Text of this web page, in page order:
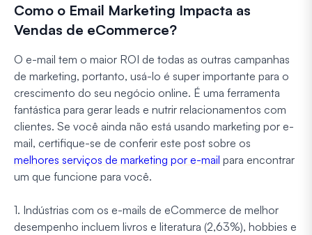
Como o Email Marketing Impacta as
Vendas de eCommerce?
O e-mail tem o maior ROI de todas as outras campanhas
de marketing, portanto, usá-lo é super importante para o
crescimento do seu negócio online. É uma ferramenta
fantástica para gerar leads e nutrir relacionamentos com
clientes. Se você ainda não está usando marketing por e-
mail, certifique-se de conferir este post sobre os
melhores serviços de marketing por e-mail para encontrar
um que funcione para você.
1. Indústrias com os e-mails de eCommerce de melhor
desempenho incluem livros e literatura (2,63%), hobbies e